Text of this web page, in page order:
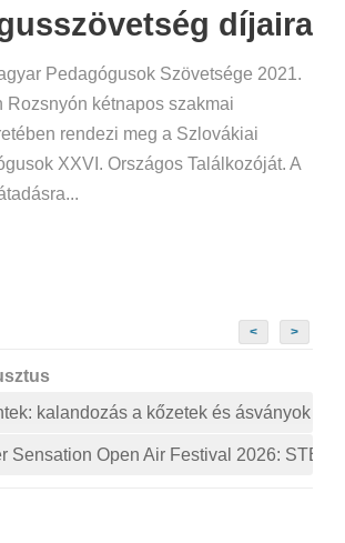
díjaira
Pedagógusok Szövetsége 2021.
Rozsnyón kétnapos szakmai
rendezi meg a Szlovákiai
XXVI. Országos Találkozóját. A
< >
kalandozás a kőzetek és ásványok
Sensation Open Air Festival 2026: